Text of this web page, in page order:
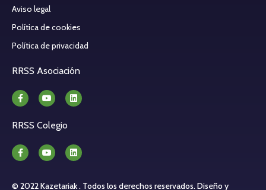
Aviso legal
Política de cookies
Política de privacidad
RRSS Asociación
RRSS Colegio
© 2022 Kazetariak . Todos los derechos reservados.Diseño y